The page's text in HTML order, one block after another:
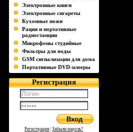
Электронные книги
Электронные сигареты
Кухонные ножи
Рации и портативные
радиостанции
Микрофоны студийные
Фильтры для воды
GSM сигнализации для дома
Портативные DVD-плееры
Регистрация
Регистрация |Забыли пароль?